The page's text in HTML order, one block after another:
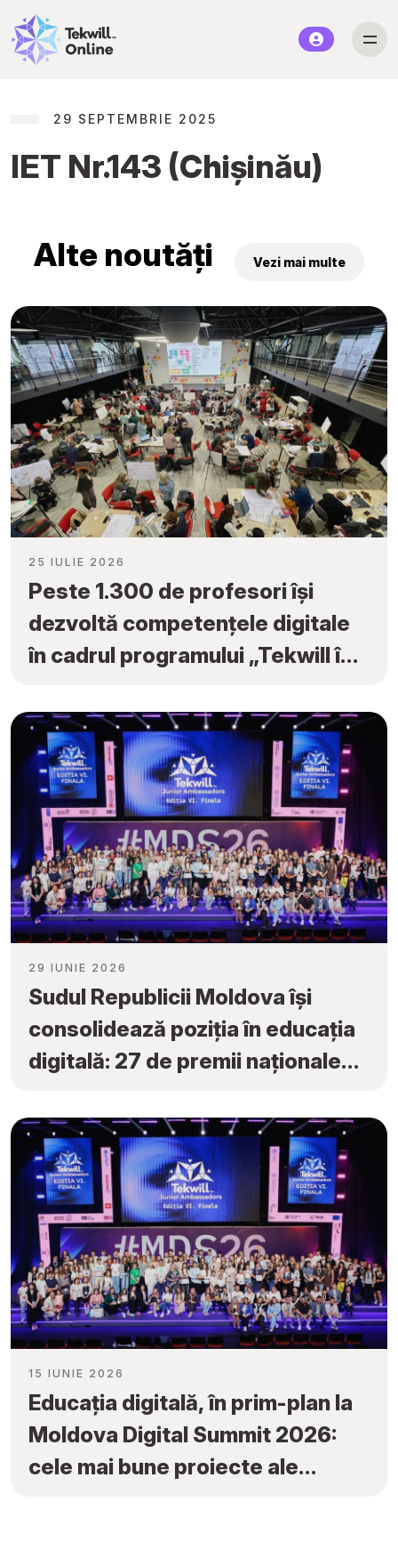
29 SEPTEMBRIE 2025
IET Nr.143 (Chișinău)
Alte noutăți Vezi mai multe
25 IULIE 2026
Peste 1.300 de profesori își
dezvoltă competențele digitale
în cadrul programului „Tekwill în
29 IUNIE 2026
Sudul Republicii Moldova își
consolidează poziția în educația
digitală: 27 de premii naționale
Ambassadors”
15 IUNIE 2026
Educația digitală, în prim-plan la
Moldova Digital Summit 2026:
cele mai bune proiecte ale